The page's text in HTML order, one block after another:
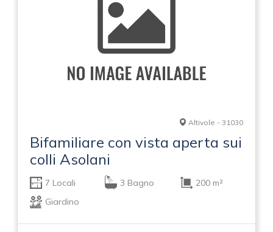
Altivole - 31030
Bifamiliare con vista aperta sui
colli Asolani
7 Locali 3 Bagno
200 m²
Giardino